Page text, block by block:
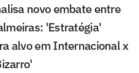
novo embate entre
'Estratégia'
alvo em Internacional x